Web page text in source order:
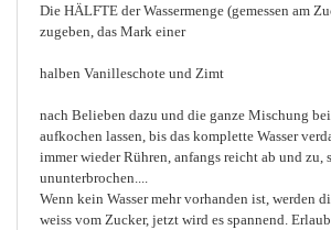
Die HÄLFTE der Wassermenge (gemessen am
zugeben, das Mark einer
halben Vanilleschote und Zimt
nach Belieben dazu und die ganze Mischung
aufkochen lassen, bis das komplette Wasser
immer wieder Rühren, anfangs reicht ab und zu,
ununterbrochen....
Wenn kein Wasser mehr vorhanden ist, werden
weiss vom Zucker, jetzt wird es spannend.